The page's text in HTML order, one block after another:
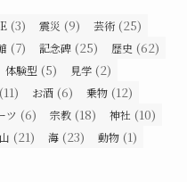
(3) 震災 (9) 芸術 (25)
(7) 記念碑 (25) 歴史 (62)
体験型 (5) 見学 (2)
(11) お酒 (6) 乗物 (12)
ツ (6) 宗教 (18) 神社 (10)
山 (21) 海 (23) 動物 (1)